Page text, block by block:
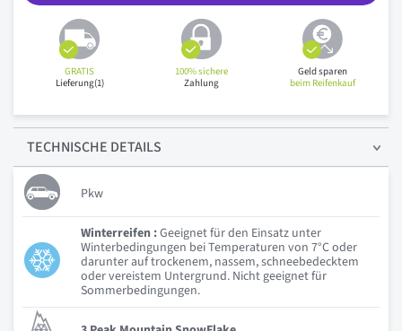
GRATIS
Lieferung(1)
100% sichere
Zahlung
Geld sparen
beim Reifenkauf
TECHNISCHE DETAILS
Pkw
Winterreifen :Geeignet für den Einsatz unter
Winterbedingungen bei Temperaturen von 7°C oder
darunter auf trockenem, nassem, schneebedecktem
oder vereistem Untergrund. Nicht geeignet für
Sommerbedingungen.